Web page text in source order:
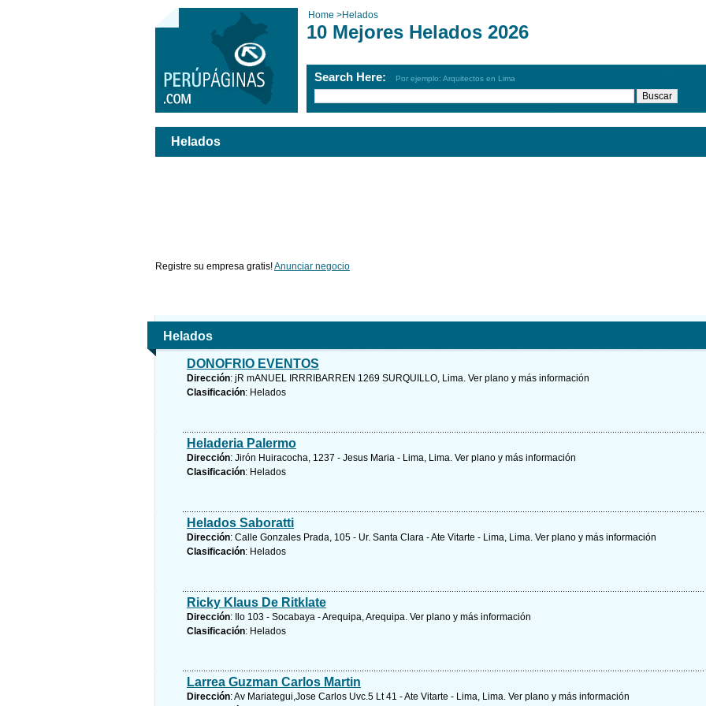
Home >Helados
10 Mejores Helados 2026
Search Here: Por ejemplo: Arquitectos en Lima
Helados
Registre su empresa gratis!Anunciar negocio
Helados
DONOFRIO EVENTOS
Dirección: jR mANUEL IRRRIBARREN 1269 SURQUILLO, Lima. Ver plano y más información
Clasificación: Helados
Heladeria Palermo
Dirección: Jirón Huiracocha, 1237 - Jesus Maria - Lima, Lima. Ver plano y más información
Clasificación: Helados
Helados Saboratti
Dirección: Calle Gonzales Prada, 105 - Ur. Santa Clara - Ate Vitarte - Lima, Lima. Ver plano y más información
Clasificación: Helados
Ricky Klaus De Ritklate
Dirección: Ilo 103 - Socabaya - Arequipa, Arequipa. Ver plano y más información
Clasificación: Helados
Larrea Guzman Carlos Martin
Dirección: Av Mariategui,Jose Carlos Uvc.5 Lt 41 - Ate Vitarte - Lima, Lima. Ver plano y más información